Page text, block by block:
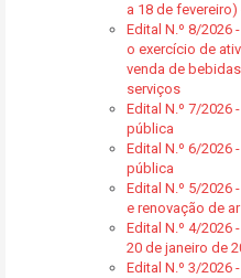
a 18 de
Edital N.º 8/2026
o exercício de
venda de
serviços
Edital N.º 7/2026
pública
Edital N.º 6/2026
pública
Edital N.º 5/2026
e renovação de
Edital N.º 4/2026
20 de janeiro de
Edital N.º 3/2026